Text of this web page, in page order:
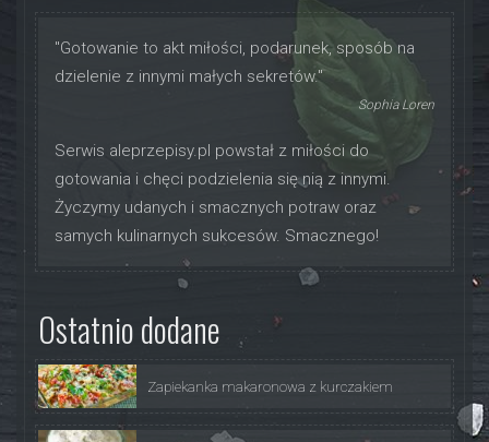
"Gotowanie to akt miłości, podarunek, sposób na
dzielenie z innymi małych sekretów."
Sophia Loren
Serwis aleprzepisy.pl powstał z miłości do
gotowania i chęci podzielenia się nią z innymi.
Życzymy udanych i smacznych potraw oraz
samych kulinarnych sukcesów. Smacznego!
Ostatnio dodane
Zapiekanka makaronowa z kurczakiem